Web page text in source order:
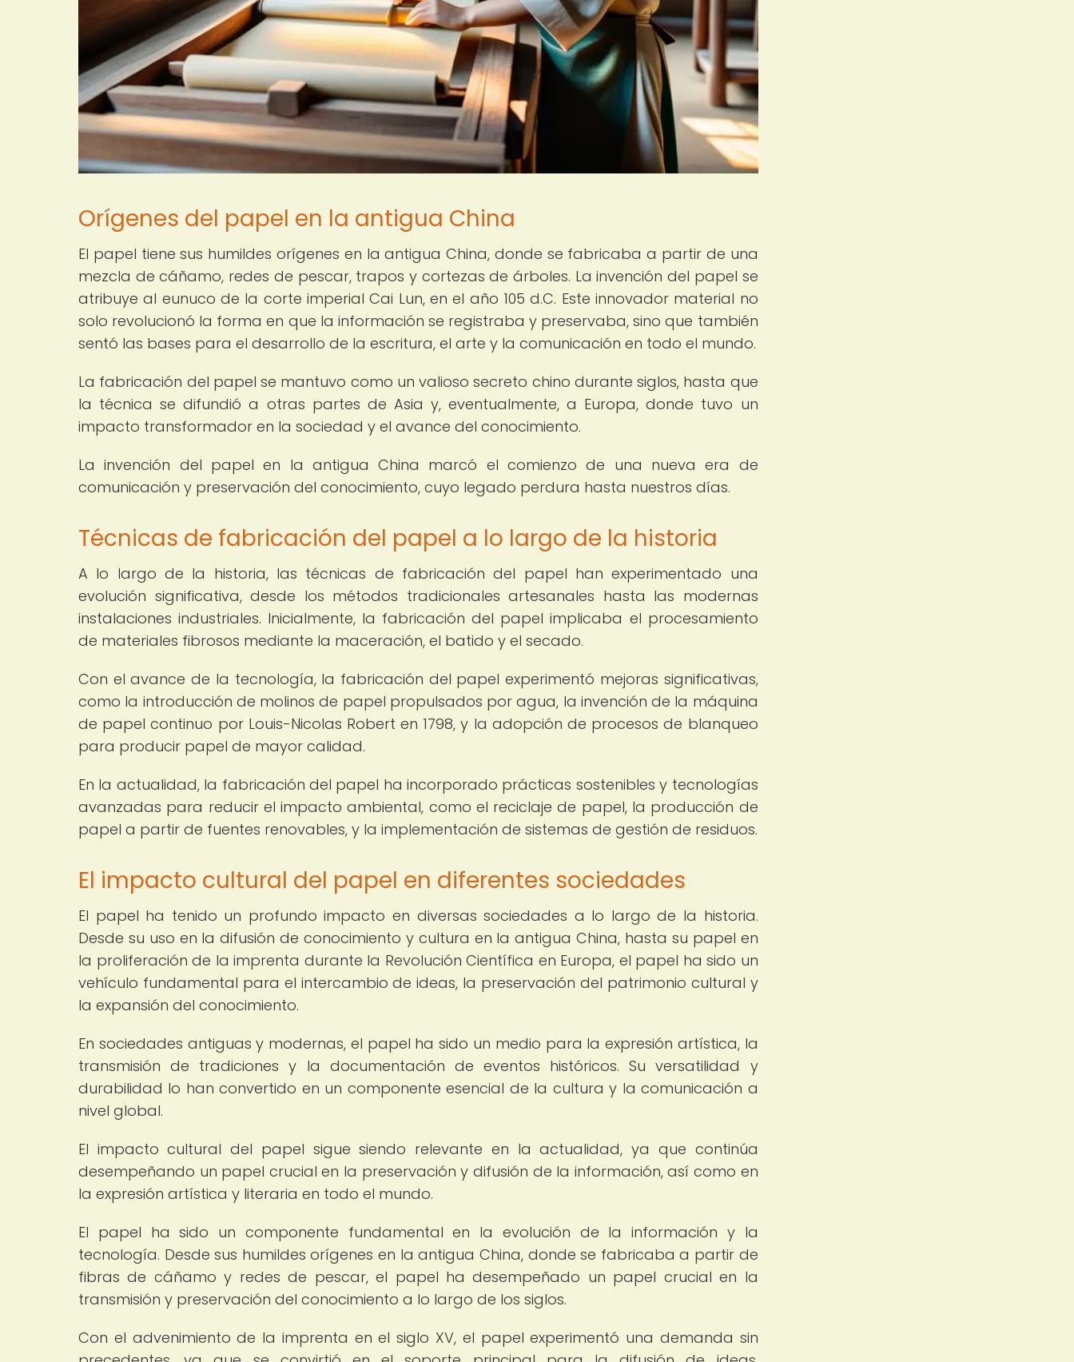
Orígenes del papel en la antigua China
El papel tiene sus humildes orígenes en la antigua China, donde se fabricaba a partir de una
mezcla de cáñamo, redes de pescar, trapos y cortezas de árboles. La invención del papel se
atribuye al eunuco de la corte imperial Cai Lun, en el año 105 d.C. Este innovador material no
solo revolucionó la forma en que la información se registraba y preservaba, sino que también
sentó las bases para el desarrollo de la escritura, el arte y la comunicación en todo el mundo.
La fabricación del papel se mantuvo como un valioso secreto chino durante siglos, hasta que
la técnica se difundió a otras partes de Asia y, eventualmente, a Europa, donde tuvo un
impacto transformador en la sociedad y el avance del conocimiento.
La invención del papel en la antigua China marcó el comienzo de una nueva era de
comunicación y preservación del conocimiento, cuyo legado perdura hasta nuestros días.
Técnicas de fabricación del papel a lo largo de la historia
A lo largo de la historia, las técnicas de fabricación del papel han experimentado una
evolución significativa, desde los métodos tradicionales artesanales hasta las modernas
instalaciones industriales. Inicialmente, la fabricación del papel implicaba el procesamiento
de materiales fibrosos mediante la maceración, el batido y el secado.
Con el avance de la tecnología, la fabricación del papel experimentó mejoras significativas,
como la introducción de molinos de papel propulsados por agua, la invención de la máquina
de papel continuo por Louis-Nicolas Robert en 1798, y la adopción de procesos de blanqueo
para producir papel de mayor calidad.
En la actualidad, la fabricación del papel ha incorporado prácticas sostenibles y tecnologías
avanzadas para reducir el impacto ambiental, como el reciclaje de papel, la producción de
papel a partir de fuentes renovables, y la implementación de sistemas de gestión de residuos.
El impacto cultural del papel en diferentes sociedades
El papel ha tenido un profundo impacto en diversas sociedades a lo largo de la historia.
Desde su uso en la difusión de conocimiento y cultura en la antigua China, hasta su papel en
la proliferación de la imprenta durante la Revolución Científica en Europa, el papel ha sido un
vehículo fundamental para el intercambio de ideas, la preservación del patrimonio cultural y
la expansión del conocimiento.
En sociedades antiguas y modernas, el papel ha sido un medio para la expresión artística, la
transmisión de tradiciones y la documentación de eventos históricos. Su versatilidad y
durabilidad lo han convertido en un componente esencial de la cultura y la comunicación a
nivel global.
El impacto cultural del papel sigue siendo relevante en la actualidad, ya que continúa
desempeñando un papel crucial en la preservación y difusión de la información, así como en
la expresión artística y literaria en todo el mundo.
El papel ha sido un componente fundamental en la evolución de la información y la
tecnología. Desde sus humildes orígenes en la antigua China, donde se fabricaba a partir de
fibras de cáñamo y redes de pescar, el papel ha desempeñado un papel crucial en la
transmisión y preservación del conocimiento a lo largo de los siglos.
Con el advenimiento de la imprenta en el siglo XV, el papel experimentó una demanda sin